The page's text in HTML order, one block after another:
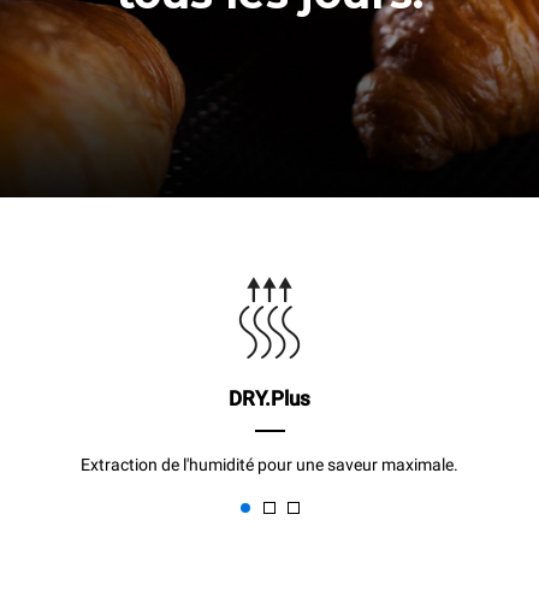
DRY.Plus
Extraction de l'humidité pour une saveur maximale.